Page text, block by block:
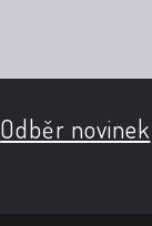
Odběr novinek